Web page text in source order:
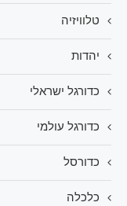
טלוויזיה
יהדות
כדורגל ישראלי
כדורגל עולמי
כדורסל
כלכלה